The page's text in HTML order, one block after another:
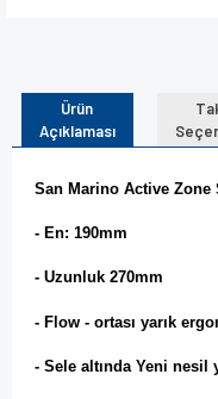
Ürün
Açıklaması
San Marino Active
- En: 190mm
- Uzunluk 270mm
- Flow - ortası yarık
- Sele altında Yeni nesil